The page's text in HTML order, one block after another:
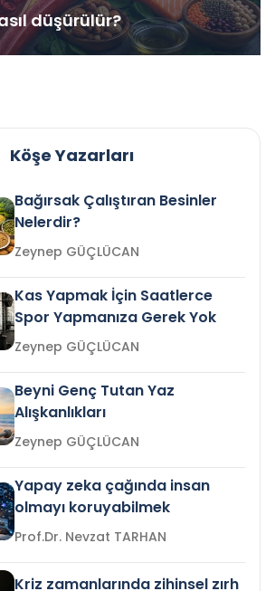
düşürülür?
Köşe Yazarları
Bağırsak Çalıştıran Besinler
Nelerdir?
Zeynep GÜÇLÜCAN
Kas Yapmak İçin Saatlerce
Spor Yapmanıza Gerek Yok
Zeynep GÜÇLÜCAN
Beyni Genç Tutan Yaz
Alışkanlıkları
Zeynep GÜÇLÜCAN
Yapay zeka çağında insan
olmayı koruyabilmek
Prof.Dr. Nevzat TARHAN
Kriz zamanlarında zihinsel zırh